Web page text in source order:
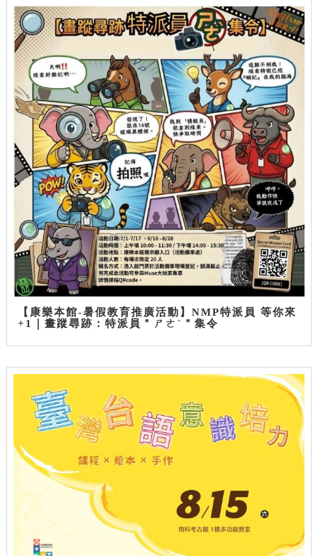
【康樂本館-暑假教育推廣活動】NMP特派員 等你來
+1｜畫蹤尋跡：特派員＂ㄕㄜˋ＂集令